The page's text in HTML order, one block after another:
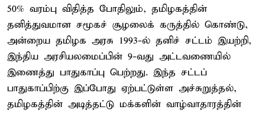
50% வரம்பு விதித்த போதிலும், தமிழகத்தின்
தனித்துவமான சமூகச் சூழலைக் கருத்தில் கொண்டு,
அன்றைய தமிழக அரசு 1993-ல் தனிச் சட்டம் இயற்றி,
இந்திய அரசியலமைப்பின் 9-வது அட்டவணையில்
இணைத்து பாதுகாப்பு பெற்றது. இந்த சட்டப்
பாதுகாப்பிற்கு இப்போது ஏற்பட்டுள்ள அச்சுறுத்தல்,
தமிழகத்தின் அடித்தட்டு மக்களின் வாழ்வாதாரத்தின்